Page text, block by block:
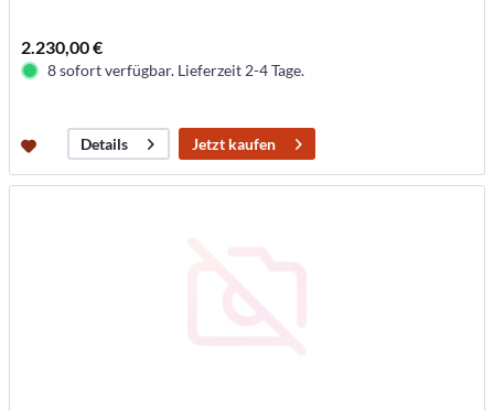
2.230,00 €
8 sofort verfügbar. Lieferzeit 2-4 Tage.
Details Jetzt kaufen